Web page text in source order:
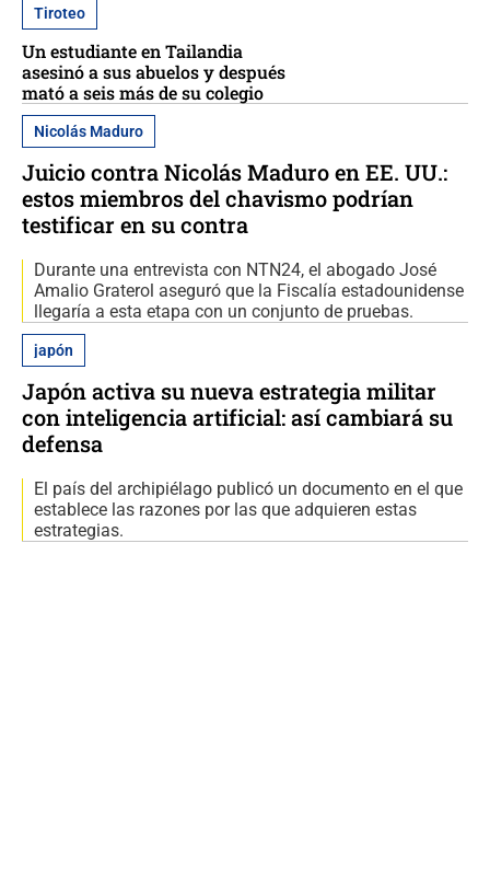
Tiroteo
Un estudiante en Tailandia
asesinó a sus abuelos y después
mató a seis más de su colegio
Nicolás Maduro
Juicio contra Nicolás Maduro en EE. UU.:
estos miembros del chavismo podrían
testificar en su contra
Durante una entrevista con NTN24, el abogado José
Amalio Graterol aseguró que la Fiscalía estadounidense
llegaría a esta etapa con un conjunto de pruebas.
japón
Japón activa su nueva estrategia militar
con inteligencia artificial: así cambiará su
defensa
El país del archipiélago publicó un documento en el que
establece las razones por las que adquieren estas
estrategias.